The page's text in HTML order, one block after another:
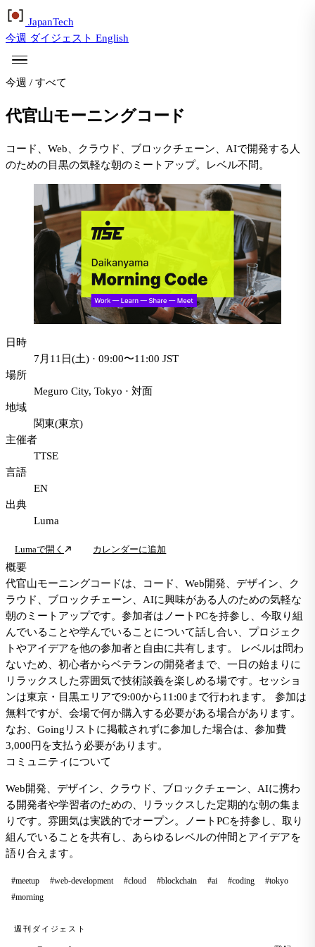
JapanTech
今週 ダイジェスト English
今週 / すべて
代官山モーニングコード
コード、Web、クラウド、ブロックチェーン、AIで開発する人
のための目黒の気軽な朝のミートアップ。レベル不問。
日時
7月11日(土) · 09:00〜11:00 JST
場所
Meguro City, Tokyo · 対面
地域
関東(東京)
主催者
TTSE
言語
EN
出典
Luma
Lumaで開く カレンダーに追加
概要
代官山モーニングコードは、コード、Web開発、デザイン、ク
ラウド、ブロックチェーン、AIに興味がある人のための気軽な
朝のミートアップです。参加者はノートPCを持参し、今取り組
んでいることや学んでいることについて話し合い、プロジェク
トやアイデアを他の参加者と自由に共有します。 レベルは問わ
ないため、初心者からベテランの開発者まで、一日の始まりに
リラックスした雰囲気で技術談義を楽しめる場です。セッショ
ンは東京・目黒エリアで9:00から11:00まで行われます。 参加は
無料ですが、会場で何か購入する必要がある場合があります。
なお、Goingリストに掲載されずに参加した場合は、参加費
3,000円を支払う必要があります。
コミュニティについて
Web開発、デザイン、クラウド、ブロックチェーン、AIに携わ
る開発者や学習者のための、リラックスした定期的な朝の集ま
りです。雰囲気は実践的でオープン。ノートPCを持参し、取り
組んでいることを共有し、あらゆるレベルの仲間とアイデアを
語り合えます。
#meetup #web-development #cloud #blockchain #ai #coding
#tokyo
#morning
週刊ダイジェスト